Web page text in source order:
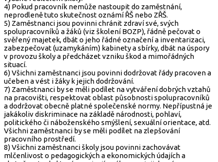
4) Pokud pracovník nemůže nastoupit do zaměstnání,
neprodleně tuto skutečnost oznámí ŘŠ nebo ZŘŠ.
5) Zaměstnanci jsou povinni chránit zdraví své, svých
spolupracovníků a žáků (viz školení BOZP), řádně pečovat o
svěřený majetek, dbát o jeho řádné označení a inventarizaci,
zabezpečovat (uzamykáním) kabinety a sbírky, dbát na úspory
v provozu školy a předcházet vzniku škod a mimořádných
situací.
6) Všichni zaměstnanci jsou povinni dodržovat řády pracoven a
učeben a vést i žáky k jejich dodržování.
7) Zaměstnanci by se měli podílet na vytváření dobrých vztahů
na pracovišti, respektovat oblast působnosti spolupracovníků
a dodržovat obecně platné společenské normy. Nepřípustná je
jakákoliv diskriminace na základě národnosti, pohlaví,
politického či náboženského smýšlení, sexuální orientace, atd.
Všichni zaměstnanci by se měli podílet na zlepšování
pracovního prostředí.
8) Všichni zaměstnanci školy jsou povinni zachovávat
mlčenlivost o pedagogických a ekonomických údajích a